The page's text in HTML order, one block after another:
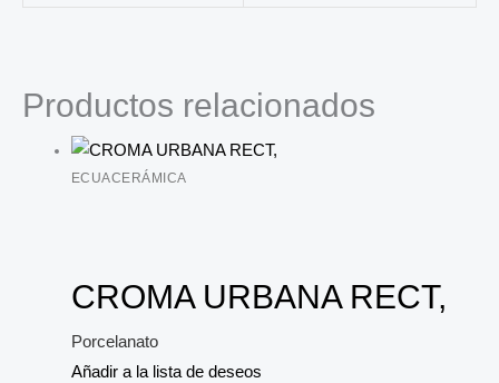
Productos relacionados
ECUACERÁMICA
CROMA URBANA RECT,
Porcelanato
Añadir a la lista de deseos